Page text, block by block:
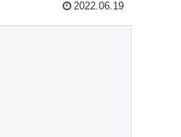
2022.06.19